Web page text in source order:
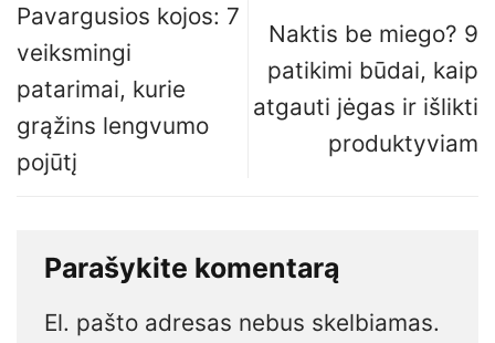
Pavargusios kojos: 7
veiksmingi
patarimai, kurie
grąžins lengvumo
pojūtį
Naktis be miego? 9
patikimi būdai, kaip
atgauti jėgas ir išlikti
produktyviam
Parašykite komentarą
El. pašto adresas nebus skelbiamas.